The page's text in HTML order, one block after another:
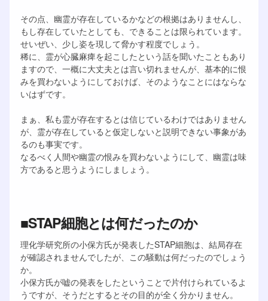
その点、幽霊が存在しているかなどの根拠はありませんし、
もし存在していたとしても、できることは限られています。
せいぜい、少し姿を現して脅かす程度でしょう。
稀に、霊が心臓麻痺を起こしたという話を聞いたこともあり
ますので、一概に大丈夫とは言い切れませんが、基本的に恨
みを買わないようにしておけば、そのようなことにはならな
いはずです。
まぁ、私も霊が存在するとは信じているわけではありません
が、霊が存在していると仮定しないと説明できない事象があ
るのも事実です。
なるべく人間や幽霊の恨みを買わないようにして、幽霊は味
方であると思うようにしましょう。
■STAP細胞とは何だったのか
理化学研究所の小保方氏が発表したSTAP細胞は、結局存在
が確認されませんでしたが、この騒動は何だったのでしょう
か。
小保方氏が嘘の発表をしたということで片付けられているよ
うですが、そうだとするとその目的が全く分かりません。